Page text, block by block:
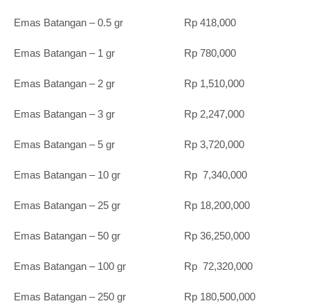
Emas Batangan – 0.5 gr Rp 418,000
Emas Batangan – 1 gr Rp 780,000
Emas Batangan – 2 gr Rp 1,510,000
Emas Batangan – 3 gr Rp 2,247,000
Emas Batangan – 5 gr Rp 3,720,000
Emas Batangan – 10 gr Rp 7,340,000
Emas Batangan – 25 gr Rp 18,200,000
Emas Batangan – 50 gr Rp 36,250,000
Emas Batangan – 100 gr Rp 72,320,000
Emas Batangan – 250 gr Rp 180,500,000